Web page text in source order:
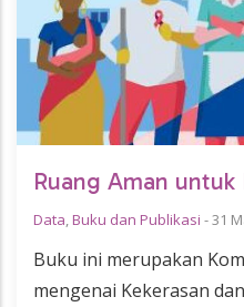
Ruang Aman untuk
Data,Buku dan Publikasi -31
Buku ini merupakan
mengenai Kekerasan